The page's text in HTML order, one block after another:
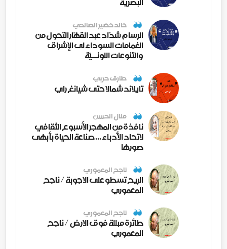
خالد خضير الصالحي
الرسام شدّاد عبد القهّار التحول من
الغمامات السوداء لى الإشراق
والتنوعات اللونــيّة
طارق حربي
تايلاند شمالا حتى شيانغ راي
منال الحسن
نافذة من المهجر الأسبوع الثقافي
لاتحاد الأدباء ... صناعة الحياة بأبهى
صورها
ناجح المعموري
الريح تسطو على الاجوبة / ناجح
المعموري
ناجح المعموري
طائرة مبللة فوق الارض / ناجح
المعموري